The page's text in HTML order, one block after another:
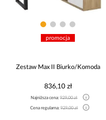
promocja
Zestaw Max II Biurko/Komoda
836,10 zł
Najniższa cena:929,00 zł
Cena regularna:929,00 zł